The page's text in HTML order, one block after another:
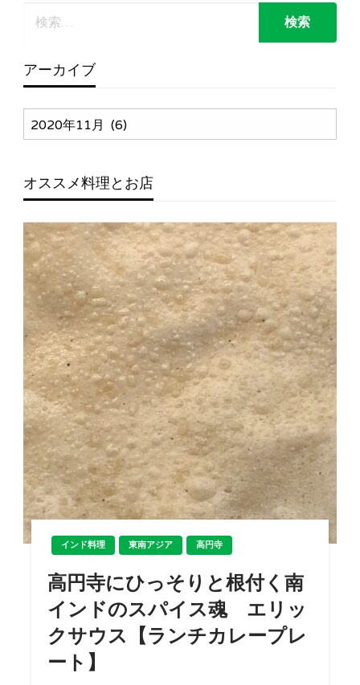
アーカイブ
ア
ー
イ
ブ
オススメ料理とお店
インド料理 東南アジア 高円寺
高円寺にひっそりと根付く南
インドのスパイス魂 エリッ
クサウス【ランチカレープレ
ート】